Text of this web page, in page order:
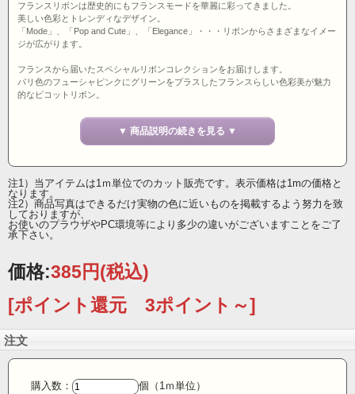
フランスリボンは歴史的にもフランスモードを華麗に彩ってきました。
美しい色彩とトレンディなデザイン。
「Mode」、「Pop and Cute」、「Elegance」・・・リボンからさまざまなイメー
ジが広がります。
フランスから届いたスペシャルリボンコレクションをお届けします。
パリ色のフューシャピンクにグリーンをプラスしたフランスらしい色彩美が魅力
的なピコットリボン。
甘すぎない大人可愛い表現がフランス流！
15ミリ幅 フランス製 11527
▼ 商品説明の続きを見る ▼
注1）当アイテムは1ｍ単位でのカット販売です。表示価格は1mの価格と
なります。
注2）商品写真はできるだけ実物の色に近いものを掲載するよう努力を致
しておりますが、
お使いのプラウザやPC環境等により多少の違いがございますことをご了
承下さい。
価格:385円(税込)
[ポイント還元 3ポイント～]
注文
購入数： 個（1ｍ単位）